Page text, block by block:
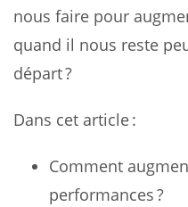
nous faire pour
quand il nous reste
départ ?
Dans cet article :
Comment
performances ?